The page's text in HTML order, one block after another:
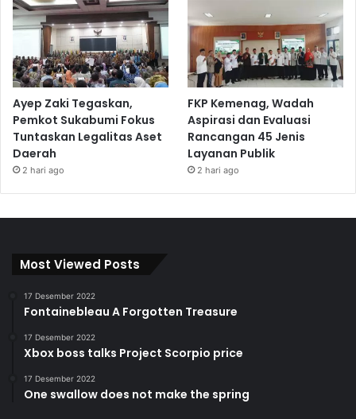
Ayep Zaki Tegaskan,
Pemkot Sukabumi Fokus
Tuntaskan Legalitas Aset
Daerah
2 hari ago
FKP Kemenag, Wadah
Aspirasi dan Evaluasi
Rancangan 45 Jenis
Layanan Publik
2 hari ago
Most Viewed Posts
17 Desember 2022
Fontainebleau A Forgotten Treasure
17 Desember 2022
Xbox boss talks Project Scorpio price
17 Desember 2022
One swallow does not make the spring